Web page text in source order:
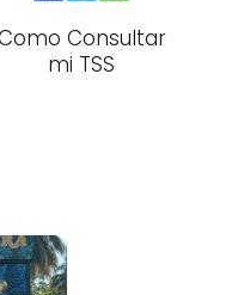
Consultar
mi TSS